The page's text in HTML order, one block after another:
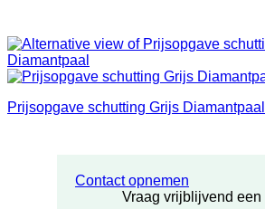
Contact opnemen
Vraag vrijblijvend een
Prijsopgave schutting Grijs Diamantpaal